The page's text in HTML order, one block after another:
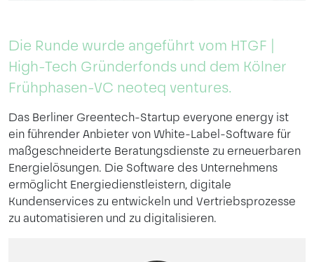
Die Runde wurde angeführt vom HTGF |
High-Tech Gründerfonds und dem Kölner
Frühphasen-VC neoteq ventures.
Das Berliner Greentech-Startup everyone energy ist
ein führender Anbieter von White-Label-Software für
maßgeschneiderte Beratungsdienste zu erneuerbaren
Energielösungen. Die Software des Unternehmens
ermöglicht Energiedienstleistern, digitale
Kundenservices zu entwickeln und Vertriebsprozesse
zu automatisieren und zu digitalisieren.